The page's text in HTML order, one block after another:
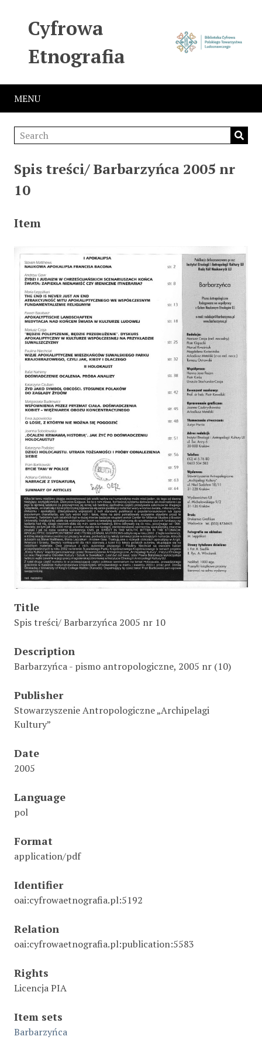
Cyfrowa
Etnografia
MENU
Spis treści/ Barbarzyńca 2005 nr
10
Item
Title
Spis treści/ Barbarzyńca 2005 nr 10
Description
Barbarzyńca - pismo antropologiczne, 2005 nr (10)
Publisher
Stowarzyszenie Antropologiczne „Archipelagi
Kultury”
Date
2005
Language
pol
Format
application/pdf
Identifier
oai:cyfrowaetnografia.pl:5192
Relation
oai:cyfrowaetnografia.pl:publication:5583
Rights
Licencja PIA
Item sets
Barbarzyńca